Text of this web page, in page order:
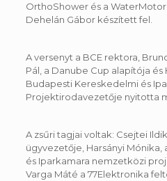
OrthoShower és a
Dehelán Gábor készített fel.
A versenyt a BCE rektora,
Pál, a Danube Cup alapítója és
Budapesti Kereskedelmi és
Projektirodavezetője nyitotta
A zsűri tagjai voltak: Csejtei
ügyvezetője, Harsányi
és Iparkamara nemzetközi
Varga Máté a 77Elektronika